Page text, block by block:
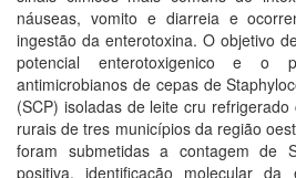
náuseas, vomito e diarreia e
ingestão da enterotoxina. O objetivo
potencial enterotoxigenico e o
antimicrobianos de cepas de
(SCP) isoladas de leite cru
rurais de tres municípios da região
foram submetidas a contagem de
positiva, identificação molecular